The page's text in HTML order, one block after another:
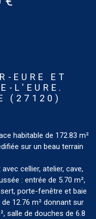
EURE ET
L'EURE.
(27120)
habitable de 172.83 m²
sur un beau terrain
cellier, atelier, cave,
: entrée de 5.70 m²,
porte-fenêtre et baie
12.76 m² donnant sur
salle de douches de 6.8